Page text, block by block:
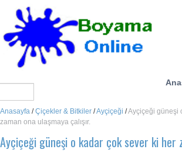
Anasayfa /Çiçekler & Bitkiler /Ayçiçeği /Ayçiçeği güneşi
zaman ona ulaşmaya çalışır.
Ayçiçeği güneşi o kadar çok sever ki her